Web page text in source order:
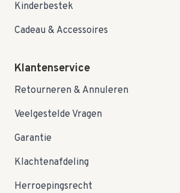
Kinderbestek
Cadeau & Accessoires
Klantenservice
Retourneren & Annuleren
Veelgestelde Vragen
Garantie
Klachtenafdeling
Herroepingsrecht